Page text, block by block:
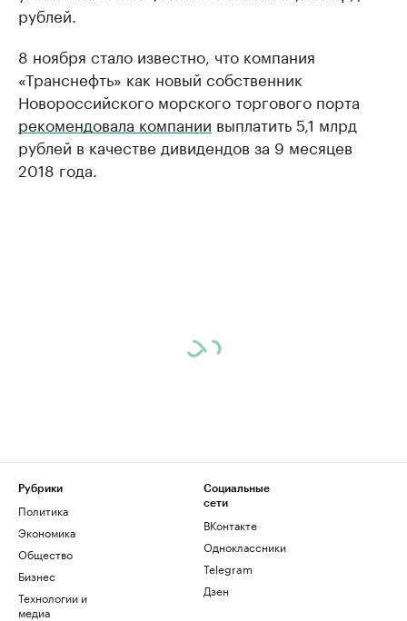
рублей.
8 ноября стало известно, что компания
«Транснефть» как новый собственник
Новороссийского морского торгового порта
рекомендовала компании выплатить 5,1 млрд
рублей в качестве дивидендов за 9 месяцев
2018 года.
Рубрики
Политика
Экономика
Общество
Бизнес
Технологии и
медиа
Социальные
сети
ВКонтакте
Одноклассники
Telegram
Дзен